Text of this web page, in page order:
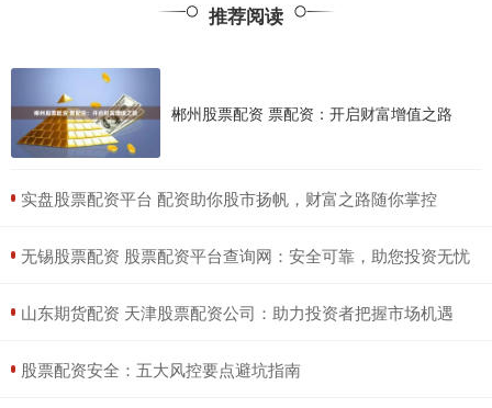
推荐阅读
郴州股票配资 票配资：开启财富增值之路
​实盘股票配资平台 配资助你股市扬帆，财富之路随你掌控
​无锡股票配资 股票配资平台查询网：安全可靠，助您投资无忧
​山东期货配资 天津股票配资公司：助力投资者把握市场机遇
​股票配资安全：五大风控要点避坑指南